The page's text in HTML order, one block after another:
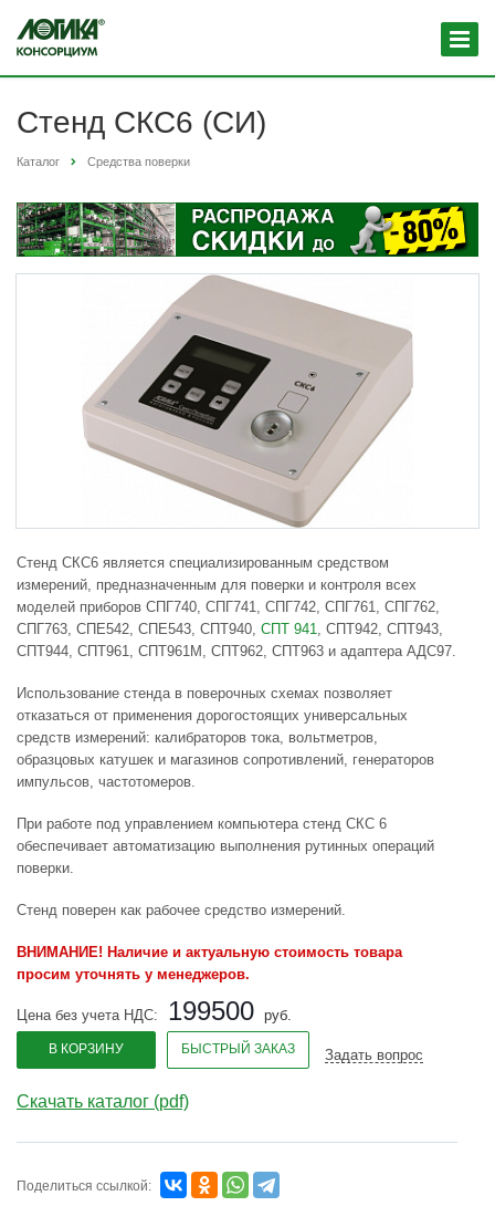
Стенд СКС6 (СИ)
Каталог Средства поверки
Стенд СКС6 является специализированным средством
измерений, предназначенным для поверки и контроля всех
моделей приборов СПГ740, СПГ741, СПГ742, СПГ761, СПГ762,
СПГ763, СПЕ542, СПЕ543, СПТ940, СПТ 941, СПТ942, СПТ943,
СПТ944, СПТ961, СПТ961М, СПТ962, СПТ963 и адаптера АДС97.
Использование стенда в поверочных схемах позволяет
отказаться от применения дорогостоящих универсальных
средств измерений: калибраторов тока, вольтметров,
образцовых катушек и магазинов сопротивлений, генераторов
импульсов, частотомеров.
При работе под управлением компьютера стенд СКС 6
обеспечивает автоматизацию выполнения рутинных операций
поверки.
Стенд поверен как рабочее средство измерений.
ВНИМАНИЕ! Наличие и актуальную стоимость товара
просим уточнять у менеджеров.
Цена без учета НДС: 199500 руб.
В КОРЗИНУ БЫСТРЫЙ ЗАКАЗ Задать вопрос
Скачать каталог (pdf)
Поделиться ссылкой: